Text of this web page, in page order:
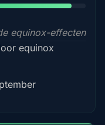
equinox-effecten
equinox